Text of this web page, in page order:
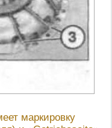
маркировку